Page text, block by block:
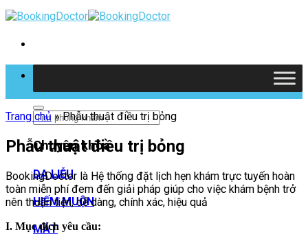
Skip
to
Chuyên khoa
DA LIỄU
HIẾM MUỘN
MẮT
Trang chủ »Phẫu thuật điều trị bỏng
Phẫu thuật điều trị bỏng
BookingDoctor là Hệ thống đặt lịch hẹn khám trực tuyến hoàn
toàn miễn phí đem đến giải pháp giúp cho việc khám bệnh trở
nên thuận tiện, dễ dàng, chính xác, hiệu quả
I. Mục đích yêu cầu: